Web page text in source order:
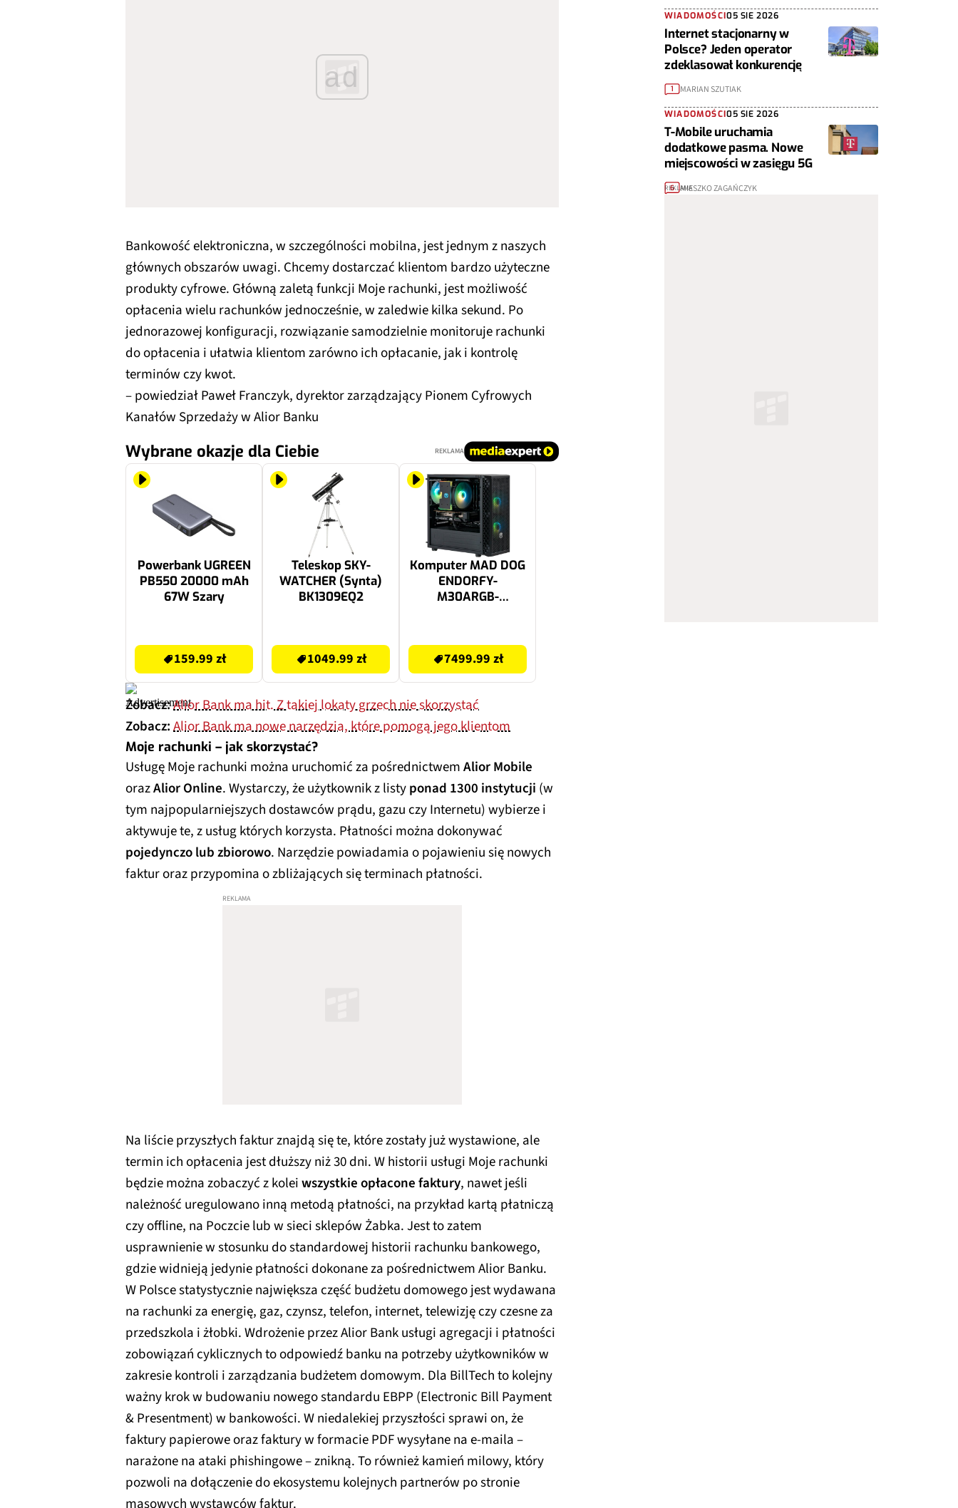
ad
Bankowość elektroniczna, w szczególności mobilna, jest jednym z naszych
głównych obszarów uwagi. Chcemy dostarczać klientom bardzo użyteczne
produkty cyfrowe. Główną zaletą funkcji Moje rachunki, jest możliwość
opłacenia wielu rachunków jednocześnie, w zaledwie kilka sekund. Po
jednorazowej konfiguracji, rozwiązanie samodzielnie monitoruje rachunki
do opłacenia i ułatwia klientom zarówno ich opłacanie, jak i kontrolę
terminów czy kwot.
– powiedział Paweł Franczyk, dyrektor zarządzający Pionem Cyfrowych
Kanałów Sprzedaży w Alior Banku
Wybrane okazje dla Ciebie REKLAMA
Powerbank UGREEN
PB550 20000 mAh
67W Szary
159.99 zł
Teleskop SKY-
WATCHER (Synta)
BK1309EQ2
1049.99 zł
Komputer MAD DOG
ENDORFY-
M30ARGB-
1TB SSD GeForce
RTX5060Ti DLSS 4.5
Wi-Fi Windows 11
7499.99 zł
Zobacz:Alior Bank ma hit. Z takiej lokaty grzech nie skorzystać
Zobacz:Alior Bank ma nowe narzędzia, które pomogą jego klientom
Moje rachunki – jak skorzystać?
Usługę Moje rachunki można uruchomić za pośrednictwemAlior Mobile
orazAlior Online. Wystarczy, że użytkownik z listyponad 1300 instytucji (w
tym najpopularniejszych dostawców prądu, gazu czy Internetu) wybierze i
aktywuje te, z usług których korzysta. Płatności można dokonywać
pojedynczo lub zbiorowo. Narzędzie powiadamia o pojawieniu się nowych
faktur oraz przypomina o zbliżających się terminach płatności.
Na liście przyszłych faktur znajdą się te, które zostały już wystawione, ale
termin ich opłacenia jest dłuższy niż 30 dni. W historii usługi Moje rachunki
będzie można zobaczyć z koleiwszystkie opłacone faktury, nawet jeśli
należność uregulowano inną metodą płatności, na przykład kartą płatniczą
czy offline, na Poczcie lub w sieci sklepów Żabka. Jest to zatem
usprawnienie w stosunku do standardowej historii rachunku bankowego,
gdzie widnieją jedynie płatności dokonane za pośrednictwem Alior Banku.
W Polsce statystycznie największa część budżetu domowego jest wydawana
na rachunki za energię, gaz, czynsz, telefon, internet, telewizję czy czesne za
przedszkola i żłobki. Wdrożenie przez Alior Bank usługi agregacji i płatności
zobowiązań cyklicznych to odpowiedź banku na potrzeby użytkowników w
zakresie kontroli i zarządzania budżetem domowym. Dla BillTech to kolejny
ważny krok w budowaniu nowego standardu EBPP (Electronic Bill Payment
& Presentment) w bankowości. W niedalekiej przyszłości sprawi on, że
faktury papierowe oraz faktury w formacie PDF wysyłane na e-maila –
narażone na ataki phishingowe – znikną. To również kamień milowy, który
pozwoli na dołączenie do ekosystemu kolejnych partnerów po stronie
WIADOMOŚCI05 SIE 2026
Internet stacjonarny w
Polsce? Jeden operator
zdeklasował konkurencję
1 MARIAN SZUTIAK
WIADOMOŚCI05 SIE 2026
T-Mobile uruchamia
dodatkowe pasma. Nowe
miejscowości w zasięgu 5G
6 MIESZKO ZAGAŃCZYK